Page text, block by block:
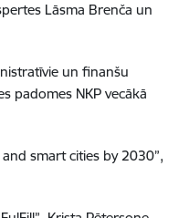
Lāsma Brenča un
un finanšu
padomes NKP vecākā
smart cities by 2030”,